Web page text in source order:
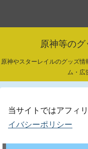
原神等のグ
原神やスターレイルのグッズ
ム・広
当サイトではアフィ
イバシーポリシー